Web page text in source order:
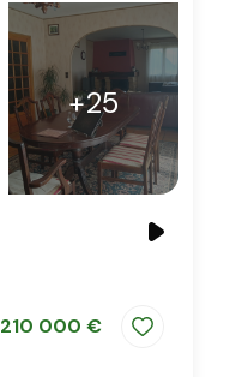
+25
210 000 €